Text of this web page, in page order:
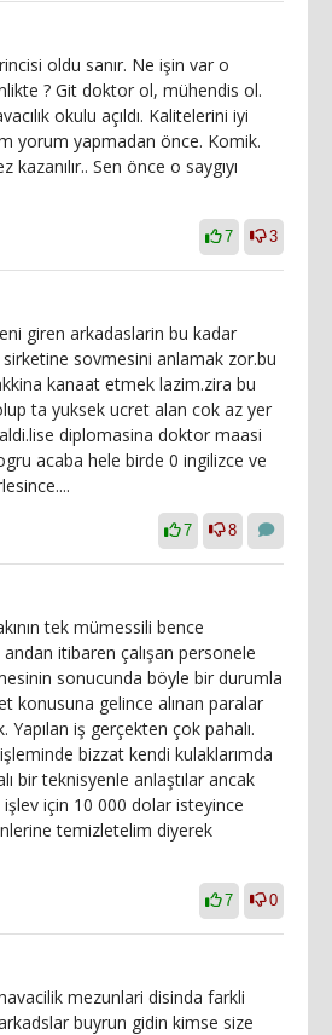
oldu sanır. Ne işin var o
? Git doktor ol, mühendis ol.
okulu açıldı. Kalitelerini iyi
yorum yapmadan önce. Komik.
kazanılır.. Sen önce o saygıyı
7 3
giren arkadaslarin bu kadar
sovmesini anlamak zor.bu
kanaat etmek lazim.zira bu
ta yuksek ucret alan cok az yer
diplomasina doktor maasi
acaba hele birde 0 ingilizce ve
7 8
tek mümessili bence
itibaren çalışan personele
sonucunda böyle bir durumla
konusuna gelince alınan paralar
Yapılan iş gerçekten çok pahalı.
bizzat kendi kulaklarımda
bir teknisyenle anlaştılar ancak
için 10 000 dolar isteyince
temizletelim diyerek
7 0
mezunlari disinda farkli
buyrun gidin kimse size